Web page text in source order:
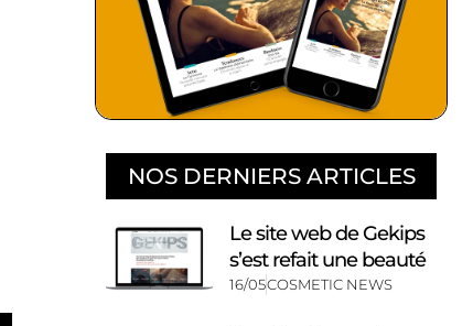
NOS DERNIERS ARTICLES
Le site web de Gekips
s’est refait une beauté
16/05COSMETIC NEWS